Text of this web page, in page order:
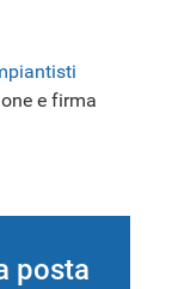
e firma
posta